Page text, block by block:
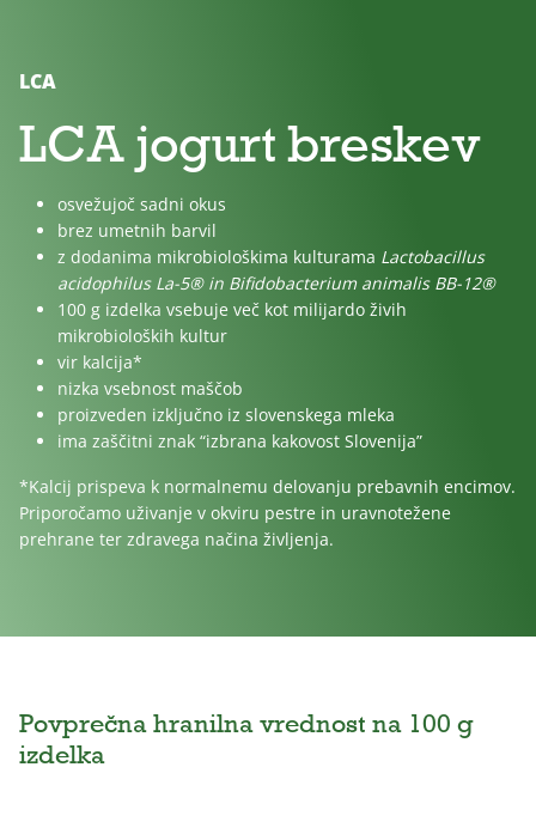
LCA
LCA jogurt breskev
osvežujoč sadni okus
brez umetnih barvil
z dodanima mikrobiološkima kulturama Lactobacillus
acidophilus La-5® in Bifidobacterium animalis BB-12®
100 g izdelka vsebuje več kot milijardo živih
mikrobioloških kultur
vir kalcija*
nizka vsebnost maščob
proizveden izključno iz slovenskega mleka
ima zaščitni znak “izbrana kakovost Slovenija”
*Kalcij prispeva k normalnemu delovanju prebavnih encimov.
Priporočamo uživanje v okviru pestre in uravnotežene
prehrane ter zdravega načina življenja.
Povprečna hranilna vrednost na 100 g
izdelka